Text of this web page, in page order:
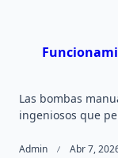
Las bombas
ingeniosos que
Admin Abr 7,